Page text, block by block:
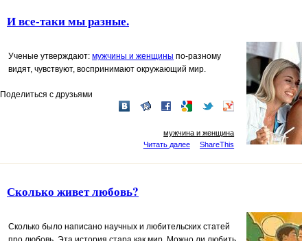
И все-таки мы разные.
Ученые утверждают: мужчины и женщины по-разному
видят, чувствуют, воспринимают окружающий мир.
Поделиться с друзьями
мужчина и женщина
Читать далее
ShareThis
Сколько живет любовь?
Сколько было написано научных и любительских статей